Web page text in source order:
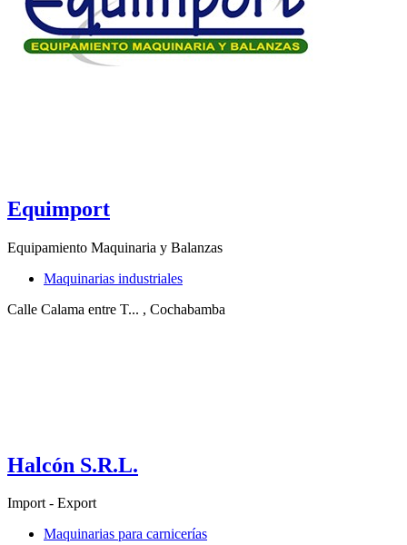
Equimport
Equipamiento Maquinaria y Balanzas
Maquinarias industriales
Calle Calama entre T... , Cochabamba
Halcón S.R.L.
Import - Export
Maquinarias para carnicerías